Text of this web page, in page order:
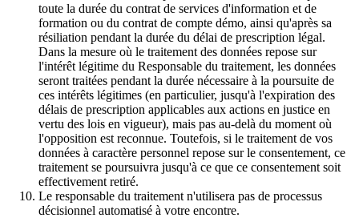
toute la durée du contrat de services d'information et de
formation ou du contrat de compte démo, ainsi qu'après sa
résiliation pendant la durée du délai de prescription légal.
Dans la mesure où le traitement des données repose sur
l'intérêt légitime du Responsable du traitement, les données
seront traitées pendant la durée nécessaire à la poursuite de
ces intérêts légitimes (en particulier, jusqu'à l'expiration des
délais de prescription applicables aux actions en justice en
vertu des lois en vigueur), mais pas au-delà du moment où
l'opposition est reconnue. Toutefois, si le traitement de vos
données à caractère personnel repose sur le consentement, ce
traitement se poursuivra jusqu'à ce que ce consentement soit
effectivement retiré.
Le responsable du traitement n'utilisera pas de processus
décisionnel automatisé à votre encontre.